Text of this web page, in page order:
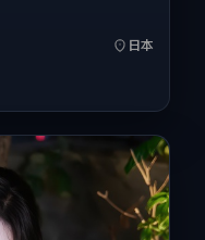
春节档前后），片长
观众。
日本